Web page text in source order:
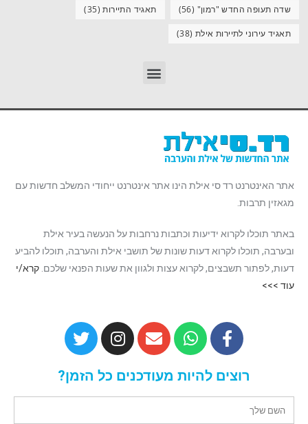
שדה תעופה החדש "רמון" (56) תאגיד התיירות(35)
תאגיד עירוני לתיירות אילת (38)
אתר האינטרנט רד סי אילת הינו אתר אינטרנט ייחודי המשלב חדשות עם
מגאזין תרבות.
באתר תוכלו לקרוא ידיעות וכתבות נרחבות על הנעשה בעיר אילת
ובערבה, תוכלו לקרוא דעות שונות של תושבי אילת והערבה, תוכלו להביע
דעות, לפתור תשבצים, לקרוא עצות ולגוון את שעות הפנאי שלכם. קרא/י
עוד >>>
רוצים להיות מעודכנים כל הזמן?